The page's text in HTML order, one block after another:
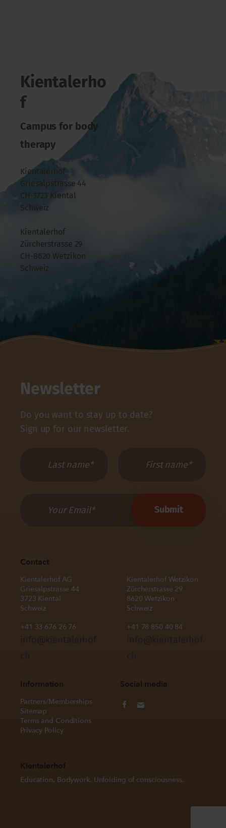
Kientalerho
f
Campus for body
therapy
Kientalerhof
Griesalpstrasse 44
CH-3723 Kiental
Schweiz
Kientalerhof
Zürcherstrasse 29
CH-8620 Wetzikon
Schweiz
Newsletter
Do you want to stay up to date?
Sign up for our newsletter.
Contact
Kientalerhof AG
Griesalpstrasse 44
3723 Kiental
Schweiz
+41 33 676 26 76
Kientalerhof Wetzikon
Zürcherstrasse 29
8620 Wetzikon
Schweiz
+41 78 850 40 84
Information
Partners/Memberships
Sitemap
Terms and Conditions
Privacy Policy
Social media
Kientalerhof
Education. Bodywork. Unfolding of consciousness.